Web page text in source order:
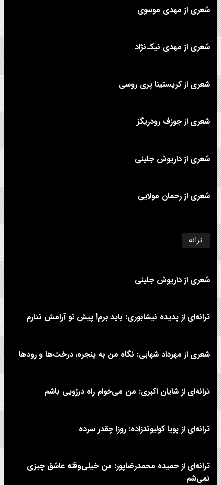
شعری از مهدی موسوی
شعری از مهدی نیک‌نژاد
شعری از کریستینا پری روسی
شعری از جوزف رودریگز
شعری از داریوش جلینی
شعری از رحمان مولایی
ترانه
شعری از داریوش جلینی
ترانه‌ای از پدیده نیشابوری: باید برم! پیش تو آرامش ندارم
شعری از مهرداد شهابی: نگاه من به پنجره، درخت‌ها و رودها
ترانه‌ای از شایان اکبری: من می‌خوام راه دررُویی باشم
ترانه‌ای از پویا کولیوندزاده: روزا چقدر سرده
ترانه‌ای از حمیده محمدرضاپور: من خیلی‌وقته عاشق چیزی
نمی‌شم